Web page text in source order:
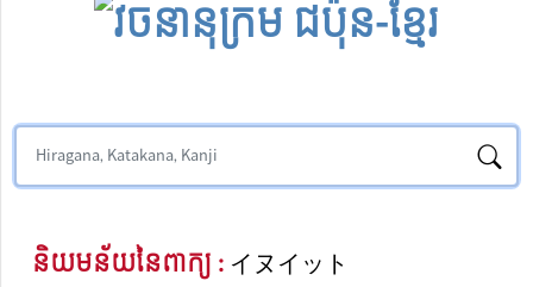
និយមន័យនៃពាក្យ :イヌイット